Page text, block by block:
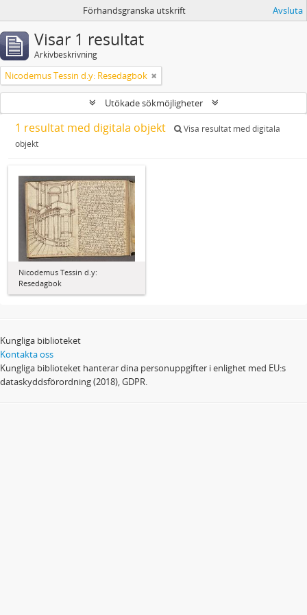
Förhandsgranska utskrift Avsluta
Visar 1 resultat
Arkivbeskrivning
Nicodemus Tessin d.y: Resedagbok
Utökade sökmöjligheter
1 resultat med digitala objekt
Visa resultat med digitala
objekt
Nicodemus Tessin d.y:
Resedagbok
Kungliga biblioteket
Kontakta oss
Kungliga biblioteket hanterar dina personuppgifter i enlighet med EU:s
dataskyddsförordning (2018), GDPR.